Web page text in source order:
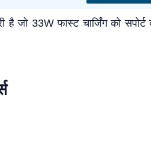
33W फास्ट चार्जिंग को सपोर्ट